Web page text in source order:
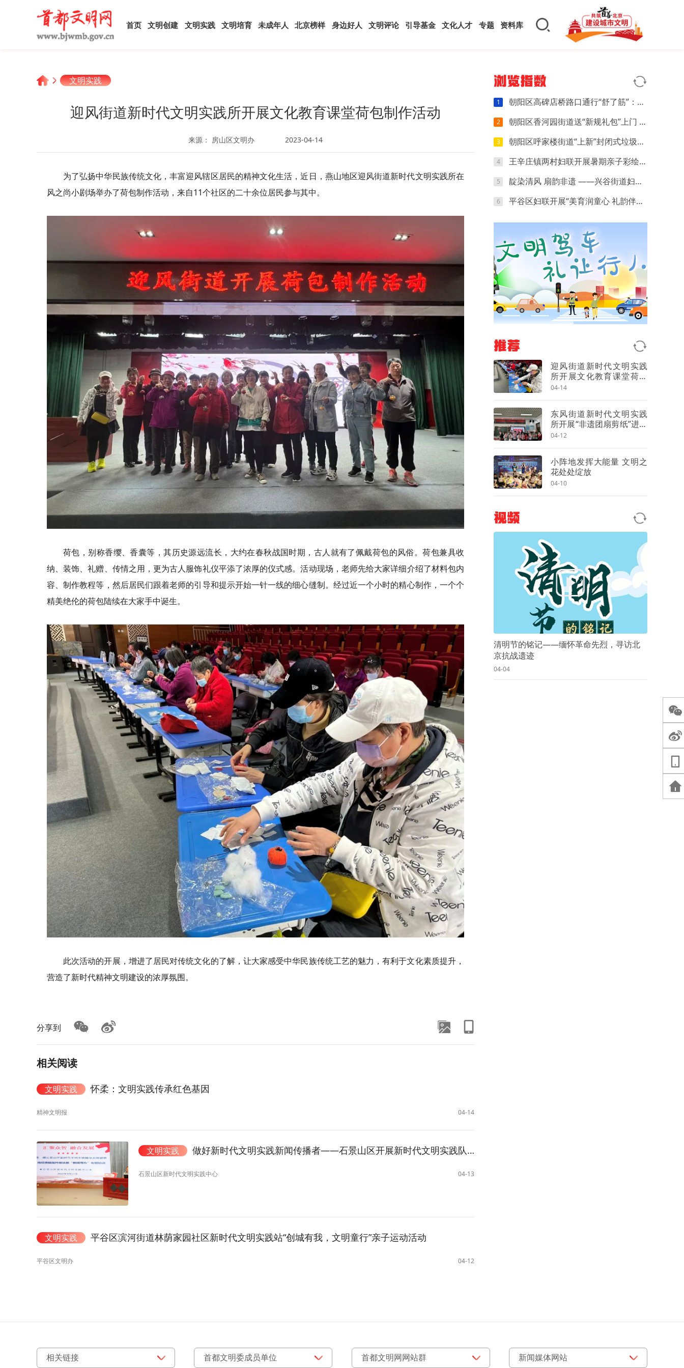
首页 文明创建 文明实践 文明培育 未成年人 北京榜样 身边好人 文明评论 引导基金 文化人才 专题 资料库
文明实践
迎风街道新时代文明实践所开展文化教育课堂荷包制作活动
来源： 房山区文明办 2023-04-14
为了弘扬中华民族传统文化，丰富迎风辖区居民的精神文化生活，近日，燕山地区迎风街道新时代文明实践所在
风之尚小剧场举办了荷包制作活动，来自11个社区的二十余位居民参与其中。
荷包，别称香缨、香囊等，其历史源远流长，大约在春秋战国时期，古人就有了佩戴荷包的风俗。荷包兼具收
纳、装饰、礼赠、传情之用，更为古人服饰礼仪平添了浓厚的仪式感。活动现场，老师先给大家详细介绍了材料包内
容、制作教程等，然后居民们跟着老师的引导和提示开始一针一线的细心缝制。经过近一个小时的精心制作，一个个
精美绝伦的荷包陆续在大家手中诞生。
此次活动的开展，增进了居民对传统文化的了解，让大家感受中华民族传统工艺的魅力，有利于文化素质提升，
营造了新时代精神文明建设的浓厚氛围。
分享到
相关阅读
文明实践 怀柔：文明实践传承红色基因
精神文明报 04-14
文明实践 做好新时代文明实践新闻传播者——石景山区开展新时代文明实践队伍人才特色学习活动
石景山区新时代文明实践中心 04-13
文明实践 平谷区滨河街道林荫家园社区新时代文明实践站“创城有我，文明童行”亲子运动活动
平谷区文明办 04-12
浏览指数
1 朝阳区高碑店桥路口通行“舒了筋”：小切口调整让早晚高峰少堵几分
2 朝阳区香河园街道送“新规礼包”上门 商户指尖学会管好自家“门前一米”
3 朝阳区呼家楼街道“上新”封闭式垃圾箱房 “扔垃圾”这件小事有了新体验
4 王辛庄镇两村妇联开展暑期亲子彩绘主题活动
5 靛染清风 扇韵非遗 ——兴谷街道妇联开展非遗蜡染团扇手工体验活动
6 平谷区妇联开展“美育润童心 礼韵伴成长”暑期儿童关爱特色主题活动
推荐
迎风街道新时代文明实践
所开展文化教育课堂荷包
制作活动
04-14
东风街道新时代文明实践
所开展“非遗团扇剪纸”进校
园活动
04-12
小阵地发挥大能量 文明之
花处处绽放
04-10
视频
清明节的铭记——缅怀革命先烈，寻访北
京抗战遗迹
04-04